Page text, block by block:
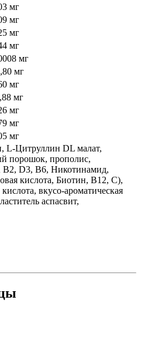
мг
мг
мг
мг
мг
мг
мг
мг
мг
мг
мг
L-Цитруллин DL малат,
порошок, прополис,
D3, В6, Никотинамид,
кислота, Биотин, В12, С),
вкусо-ароматическая
аспасвит,